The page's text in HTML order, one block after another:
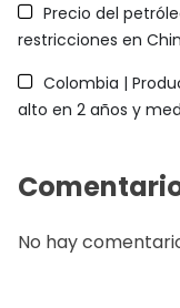
Precio del
restricciones en
Colombia |
alto en 2 años y
No hay